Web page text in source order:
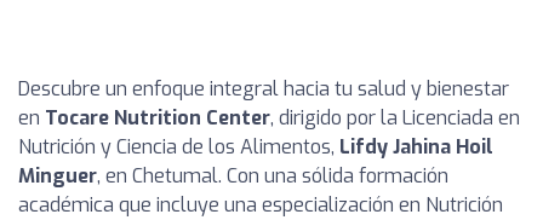
Descubre un enfoque integral hacia tu salud y bienestar
en Tocare Nutrition Center, dirigido por la Licenciada en
Nutrición y Ciencia de los Alimentos, Lifdy Jahina Hoil
Minguer, en Chetumal. Con una sólida formación
académica que incluye una especialización en Nutrición